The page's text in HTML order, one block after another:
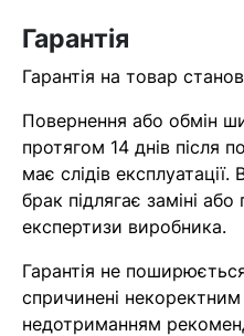
Помилка:
знайдена.
Гарантія
Гарантія на товар
Повернення або обмін
протягом 14 днів після
має слідів
брак підлягає заміні
експертизи виробника.
Гарантія не
спричинені
недотриманням